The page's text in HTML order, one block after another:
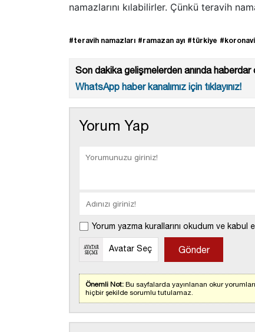
namazlarını kılabilirler. Çünkü teravih
#teravih namazları #ramazan ayı #türkiye
Son dakika gelişmelerden anında
WhatsApp haber kanalımız için tıklayınız!
Yorum Yap
Yorum yazma kurallarını okudum ve kabul
Avatar Seç
Önemli Not: Bu sayfalarda yayınlanan okur
hiçbir şekilde sorumlu tutulamaz.